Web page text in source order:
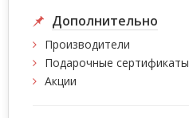
Дополнительно
Производители
Подарочные сертификаты
Акции